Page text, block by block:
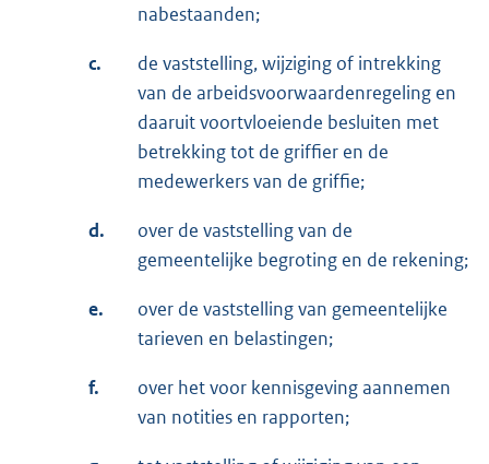
nabestaanden;
c.
de vaststelling, wijziging of intrekking
van de arbeidsvoorwaardenregeling en
daaruit voortvloeiende besluiten met
betrekking tot de griffier en de
medewerkers van de griffie;
d.
over de vaststelling van de
gemeentelijke begroting en de rekening;
e.
over de vaststelling van gemeentelijke
tarieven en belastingen;
f.
over het voor kennisgeving aannemen
van notities en rapporten;